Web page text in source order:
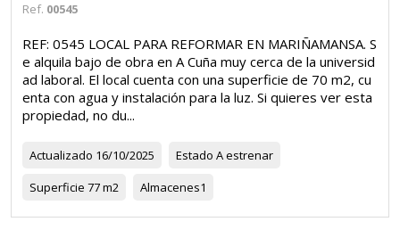
Ref. 00545
REF: 0545 LOCAL PARA REFORMAR EN MARIÑAMANSA. S
e alquila bajo de obra en A Cuña muy cerca de la universid
ad laboral. El local cuenta con una superficie de 70 m2, cu
enta con agua y instalación para la luz. Si quieres ver esta
propiedad, no du...
Actualizado 16/10/2025 Estado A estrenar
Superficie 77 m2 Almacenes1